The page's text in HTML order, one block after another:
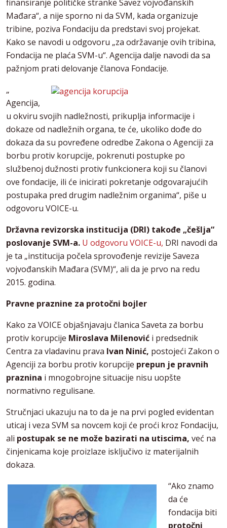
finansiranje političke stranke Savez vojvođanskih
Mađara“, a nije sporno ni da SVM, kada organizuje
tribine, poziva Fondaciju da predstavi svoj projekat.
Kako se navodi u odgovoru „za održavanje ovih tribina,
Fondacija ne plaća SVM-u“. Agencija dalje navodi da sa
pažnjom prati delovanje članova Fondacije.
„
Agencija,
u okviru svojih nadležnosti, prikuplja informacije i
dokaze od nadležnih organa, te će, ukoliko dođe do
dokaza da su povređene odredbe Zakona o Agenciji za
borbu protiv korupcije, pokrenuti postupke po
službenoj dužnosti protiv funkcionera koji su članovi
ove fondacije, ili će inicirati pokretanje odgovarajućih
postupaka pred drugim nadležnim organima“, piše u
odgovoru VOICE-u.
Državna revizorska institucija (DRI) takođe „češlja“
poslovanje SVM-a. U odgovoru VOICE-u, DRI navodi da
je ta „institucija počela sprovođenje revizije Saveza
vojvođanskih Mađara (SVM)“, ali da je prvo na redu
2015. godina.
Pravne praznine za protočni bojler
Kako za VOICE objašnjavaju članica Saveta za borbu
protiv korupcije Miroslava Milenović i predsednik
Centra za vladavinu prava Ivan Ninić, postojeći Zakon o
Agenciji za borbu protiv korupcije prepun je pravnih
praznina i mnogobrojne situacije nisu uopšte
normativno regulisane.
Stručnjaci ukazuju na to da je na prvi pogled evidentan
uticaj i veza SVM sa novcem koji će proći kroz Fondaciju,
ali postupak se ne može bazirati na utiscima, već na
činjenicama koje proizlaze isključivo iz materijalnih
dokaza.
“Ako znamo
da će
fondacija biti
protočni